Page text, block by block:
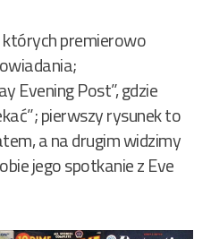
których premierowo
Evening Post”, gdzie
pierwszy rysunek to
a na drugim widzimy
jego spotkanie z Eve